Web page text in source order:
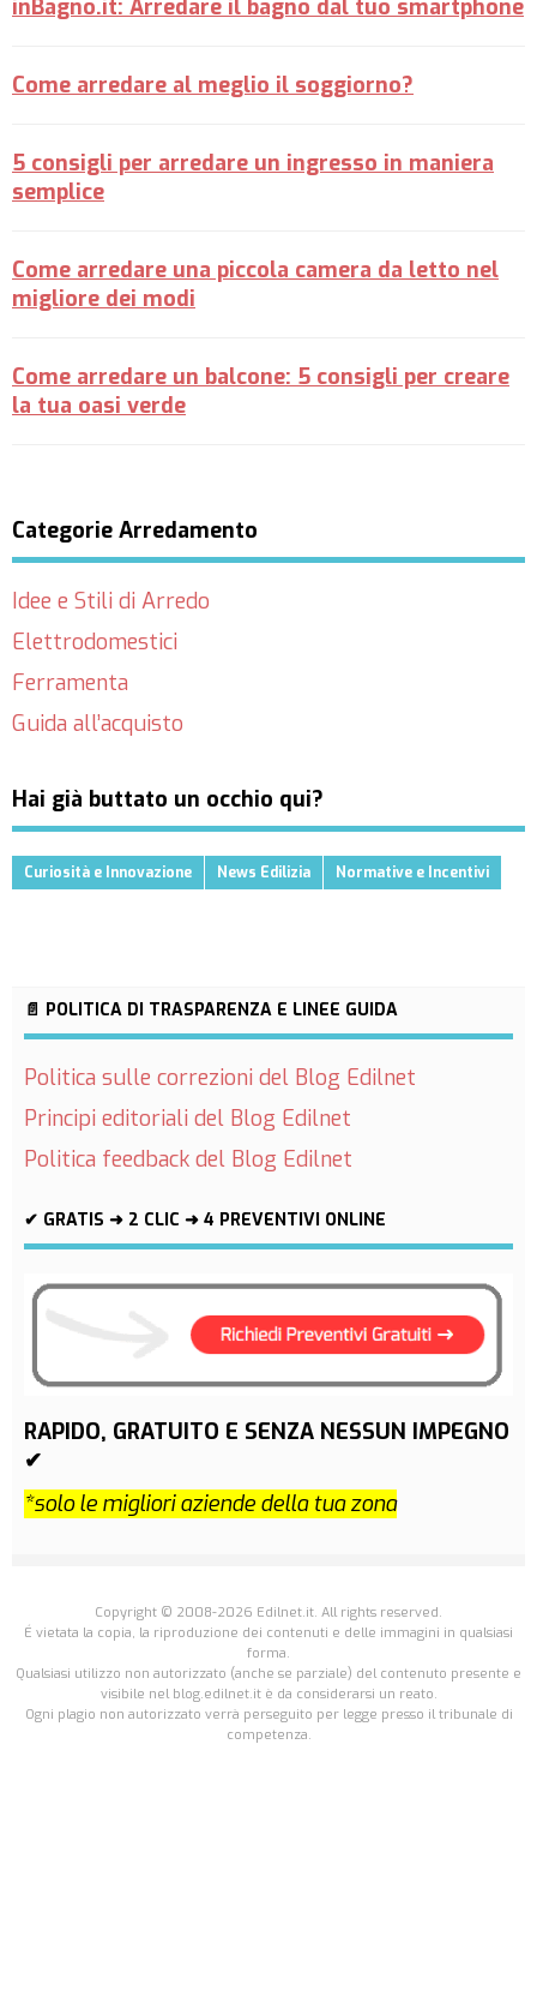
inBagno.it: Arredare il bagno dal tuo smartphone
Come arredare al meglio il soggiorno?
5 consigli per arredare un ingresso in maniera
semplice
Come arredare una piccola camera da letto nel
migliore dei modi
Come arredare un balcone: 5 consigli per creare
la tua oasi verde
Categorie Arredamento
Idee e Stili di Arredo
Elettrodomestici
Ferramenta
Guida all’acquisto
Hai già buttato un occhio qui?
Curiosità e Innovazione News Edilizia Normative e Incentivi
📄 POLITICA DI TRASPARENZA E LINEE GUIDA
Politica sulle correzioni del Blog Edilnet
Principi editoriali del Blog Edilnet
Politica feedback del Blog Edilnet
✔ GRATIS ➜ 2 CLIC ➜ 4 PREVENTIVI ONLINE
RAPIDO, GRATUITO E SENZA NESSUN IMPEGNO
✔
*solo le migliori aziende della tua zona
Copyright © 2008-2026 Edilnet.it. All rights reserved.
É vietata la copia, la riproduzione dei contenuti e delle immagini in qualsiasi
forma.
Qualsiasi utilizzo non autorizzato (anche se parziale) del contenuto presente e
visibile nel blog.edilnet.it è da considerarsi un reato.
Ogni plagio non autorizzato verrà perseguito per legge presso il tribunale di
competenza.